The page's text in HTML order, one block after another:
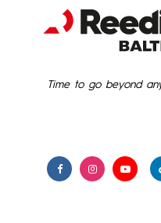
Time to go beyond